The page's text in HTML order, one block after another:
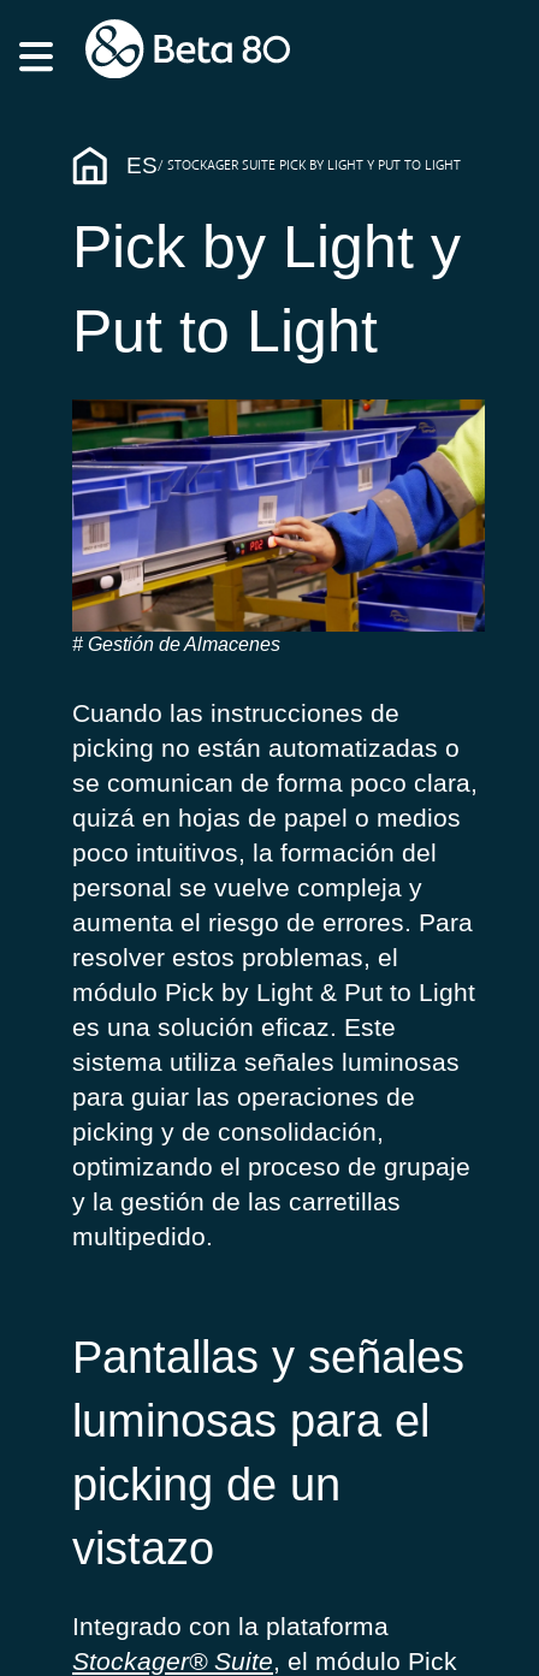
ES STOCKAGER SUITE PICK BY LIGHT Y PUT TO LIGHT
Pick by Light y
Put to Light
Gestión de Almacenes
Cuando las instrucciones de
picking no están automatizadas o
se comunican de forma poco clara,
quizá en hojas de papel o medios
poco intuitivos, la formación del
personal se vuelve compleja y
aumenta el riesgo de errores. Para
resolver estos problemas, el
módulo Pick by Light & Put to Light
es una solución eficaz. Este
sistema utiliza señales luminosas
para guiar las operaciones de
picking y de consolidación,
optimizando el proceso de grupaje
y la gestión de las carretillas
multipedido.
Pantallas y señales
luminosas para el
picking de un
vistazo
Integrado con la plataforma
Stockager® Suite, el módulo Pick